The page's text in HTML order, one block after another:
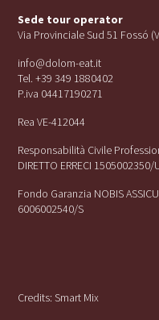
Sede tour operator
Via Provinciale Sud 51 Fossó
info@dolom-eat.it
Tel. +39 349 1880402
P.iva 04417190271
Rea VE-412044
Responsabilità Civile
DIRETTO ERRECI 1505002350/
Fondo Garanzia NOBIS
6006002540/S
Credits:Smart Mix